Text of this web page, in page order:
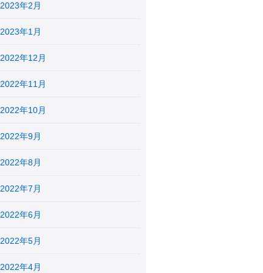
2023年2月
2023年1月
2022年12月
2022年11月
2022年10月
2022年9月
2022年8月
2022年7月
2022年6月
2022年5月
2022年4月